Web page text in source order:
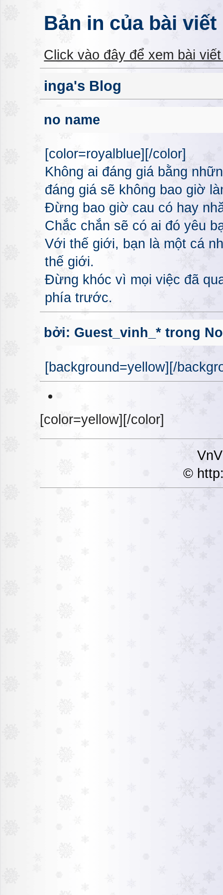
Bản in của bài viết
Click vào đây để xem bài
inga's Blog
no name
[color=royalblue][/color]
Không ai đáng giá bằng
đáng giá sẽ không bao giờ
Đừng bao giờ cau có hay
Chắc chắn sẽ có ai đó yêu
Với thế giới, bạn là một cá
thế giới.
Đừng khóc vì mọi việc đã
phía trước.
bởi: Guest_vinh_* trong
[background=yellow][/
[color=yellow][/color]
©